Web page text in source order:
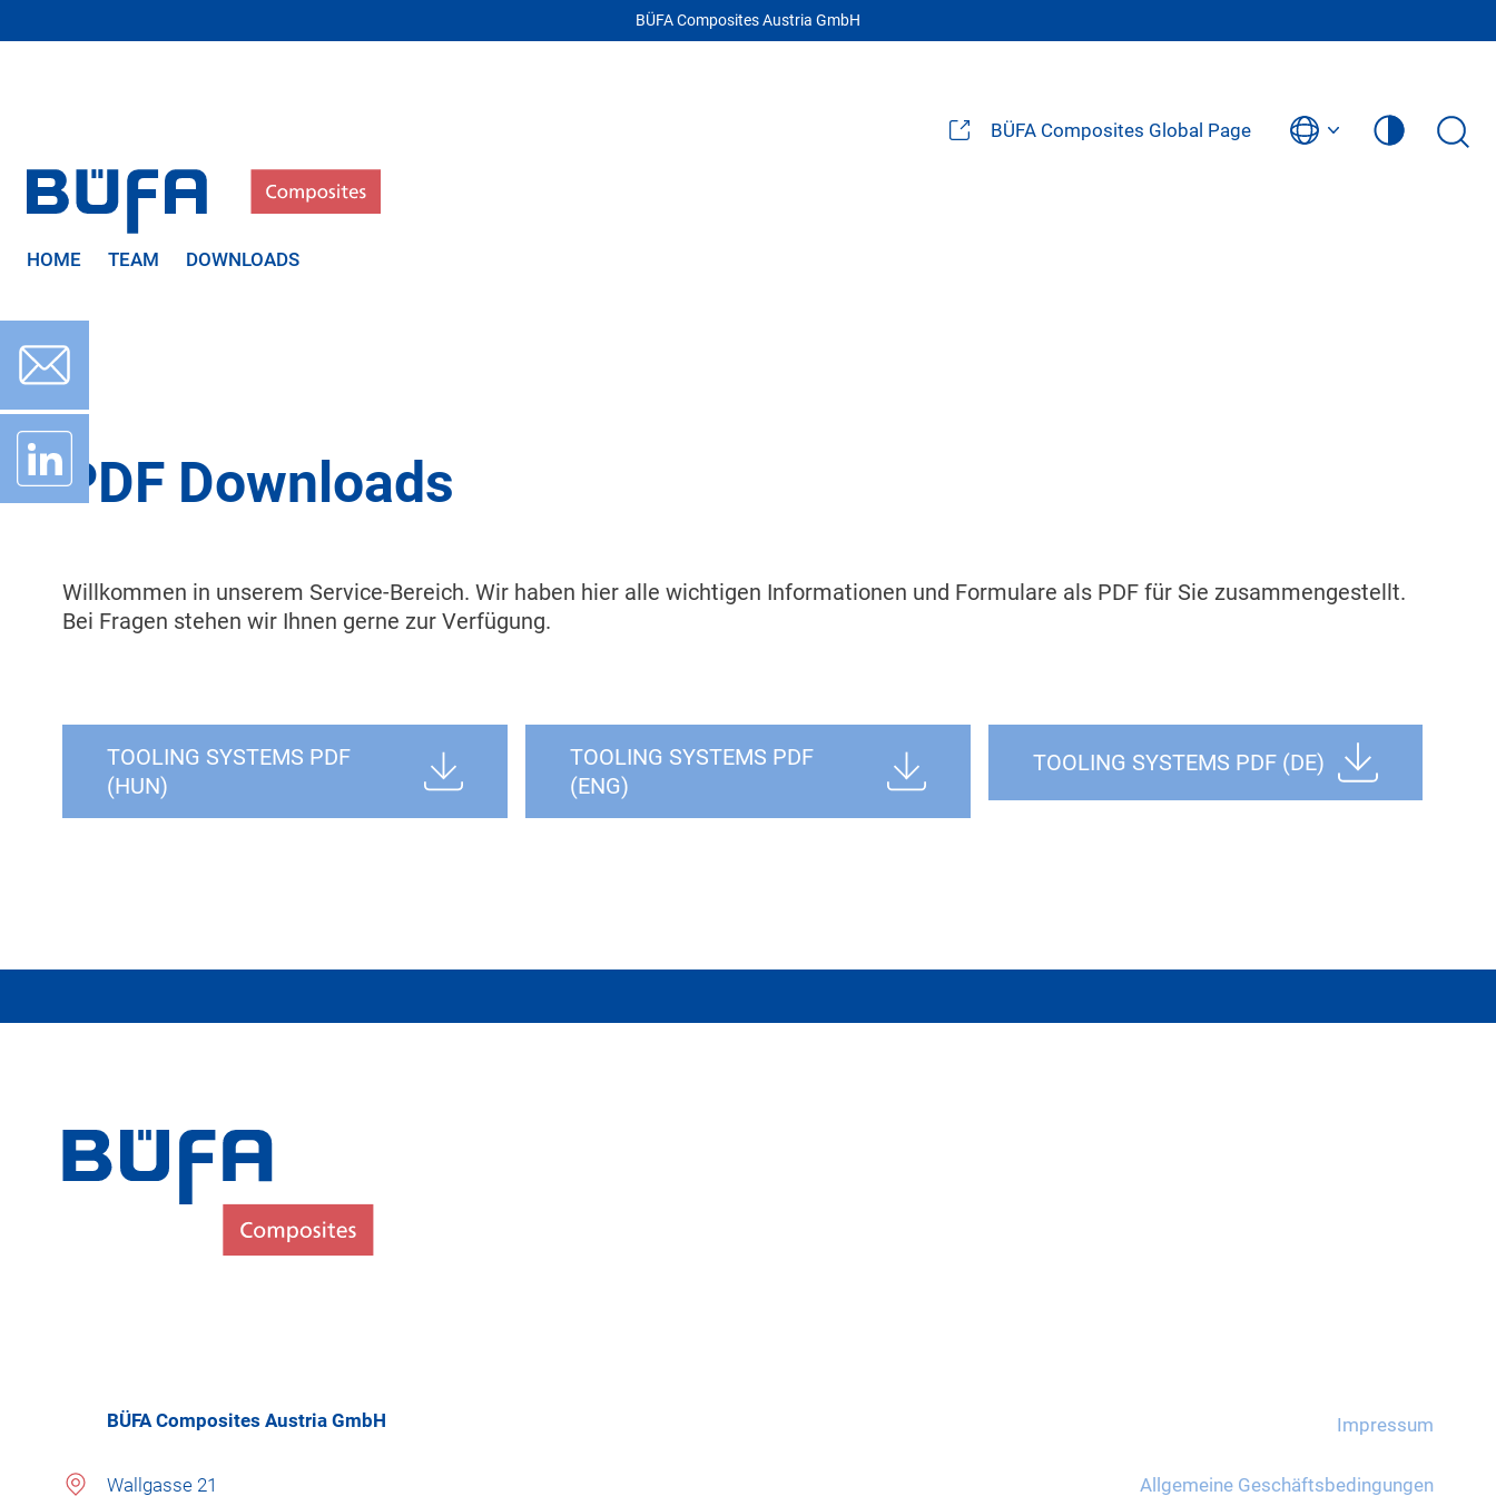
BÜFA Composites Austria GmbH
BÜFA Composites Global Page
HOME TEAM DOWNLOADS
PDF Downloads
Willkommen in unserem Service-Bereich. Wir haben hier alle wichtigen Informationen und Formulare als PDF für Sie zusammengestellt.
Bei Fragen stehen wir Ihnen gerne zur Verfügung.
TOOLING SYSTEMS PDF
(HUN)
TOOLING SYSTEMS PDF
(ENG)
TOOLING SYSTEMS PDF (DE)
BÜFA Composites Austria GmbH
Wallgasse 21
Impressum
Allgemeine Geschäftsbedingungen